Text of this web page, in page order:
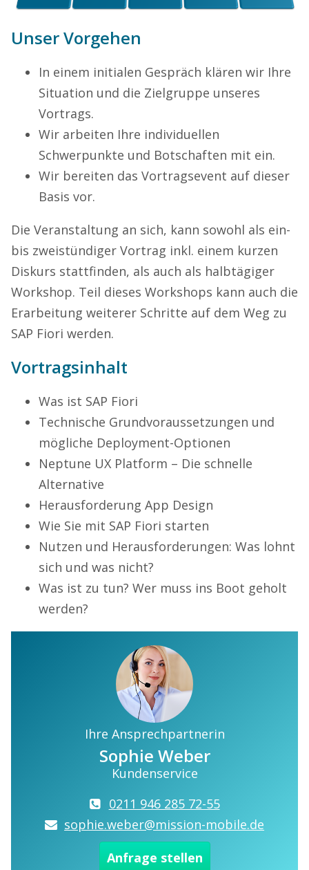
Unser Vorgehen
In einem initialen Gespräch klären wir Ihre
Situation und die Zielgruppe unseres
Vortrags.
Wir arbeiten Ihre individuellen
Schwerpunkte und Botschaften mit ein.
Wir bereiten das Vortragsevent auf dieser
Basis vor.
Die Veranstaltung an sich, kann sowohl als ein-
bis zweistündiger Vortrag inkl. einem kurzen
Diskurs stattfinden, als auch als halbtägiger
Workshop. Teil dieses Workshops kann auch die
Erarbeitung weiterer Schritte auf dem Weg zu
SAP Fiori werden.
Vortragsinhalt
Was ist SAP Fiori
Technische Grundvoraussetzungen und
mögliche Deployment-Optionen
Neptune UX Platform – Die schnelle
Alternative
Herausforderung App Design
Wie Sie mit SAP Fiori starten
Nutzen und Herausforderungen: Was lohnt
sich und was nicht?
Was ist zu tun? Wer muss ins Boot geholt
werden?
Ihre Ansprechpartnerin
Sophie Weber
Kundenservice
0211 946 285 72-55
sophie.weber@mission-mobile.de
Anfrage stellen